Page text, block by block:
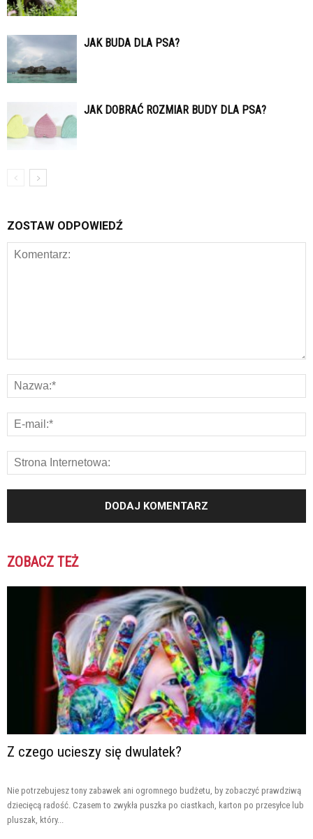
JAK BUDA DLA PSA?
JAK DOBRAĆ ROZMIAR BUDY DLA PSA?
ZOSTAW ODPOWIEDŹ
ZOBACZ TEŻ
Z czego ucieszy się dwulatek?
Nie potrzebujesz tony zabawek ani ogromnego budżetu, by zobaczyć prawdziwą
dziecięcą radość. Czasem to zwykła puszka po ciastkach, karton po przesyłce lub
pluszak, który...